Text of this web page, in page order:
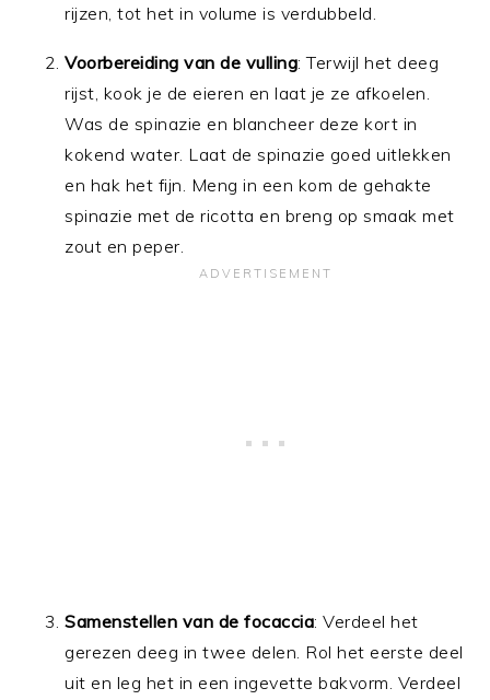
rijzen, tot het in volume is verdubbeld.
Voorbereiding van de vulling: Terwijl het deeg
rijst, kook je de eieren en laat je ze afkoelen.
Was de spinazie en blancheer deze kort in
kokend water. Laat de spinazie goed uitlekken
en hak het fijn. Meng in een kom de gehakte
spinazie met de ricotta en breng op smaak met
zout en peper.
Samenstellen van de focaccia: Verdeel het
gerezen deeg in twee delen. Rol het eerste deel
uit en leg het in een ingevette bakvorm. Verdeel